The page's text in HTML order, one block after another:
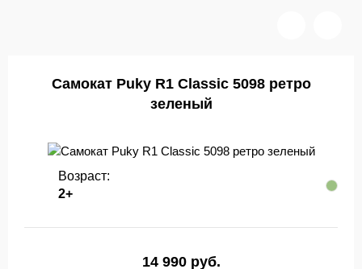
Самокат Puky R1 Classic 5098 ретро
зеленый
Возраст:
2+
14 990 руб.